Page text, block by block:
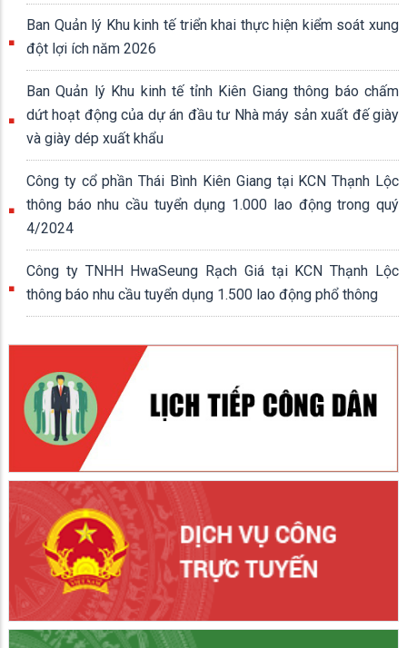
Ban Quản lý Khu kinh tế triển khai thực hiện kiểm soát xung
đột lợi ích năm 2026
Ban Quản lý Khu kinh tế tỉnh Kiên Giang thông báo chấm
dứt hoạt động của dự án đầu tư Nhà máy sản xuất đế giày
và giày dép xuất khẩu
Công ty cổ phần Thái Bình Kiên Giang tại KCN Thạnh Lộc
thông báo nhu cầu tuyển dụng 1.000 lao động trong quý
4/2024
Công ty TNHH HwaSeung Rạch Giá tại KCN Thạnh Lộc
thông báo nhu cầu tuyển dụng 1.500 lao động phổ thông